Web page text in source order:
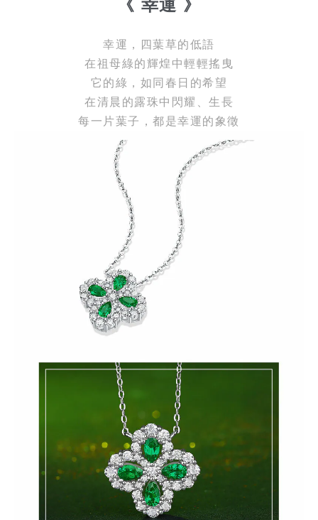
《 幸運 》
幸運，四葉草的低語
在祖母綠的輝煌中輕輕搖曳
它的綠，如同春日的希望
在清晨的露珠中閃耀、生長
每一片葉子，都是幸運的象徵